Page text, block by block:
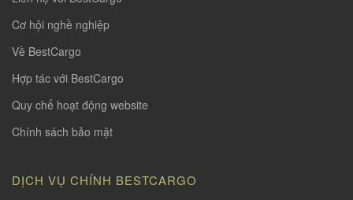
Cơ hội nghề nghiệp
Về BestCargo
Hợp tác với BestCargo
Quy chế hoạt động website
Chính sách bảo mật
DỊCH VỤ CHÍNH BESTCARGO